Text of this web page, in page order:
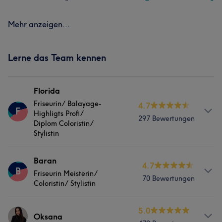
Mehr anzeigen...
Lerne das Team kennen
F
Florida
Friseurin/ Balayage-
Highligts Profi/
Diplom Coloristin/
Stylistin
4.7
297 Bewertungen
Services
Friseur Gesicht
Was unsere Kunden über Florida sagen
B
Baran
Friseurin Meisterin/
Coloristin/ Stylistin
4.7
70 Bewertungen
Services
Oksana
5.0